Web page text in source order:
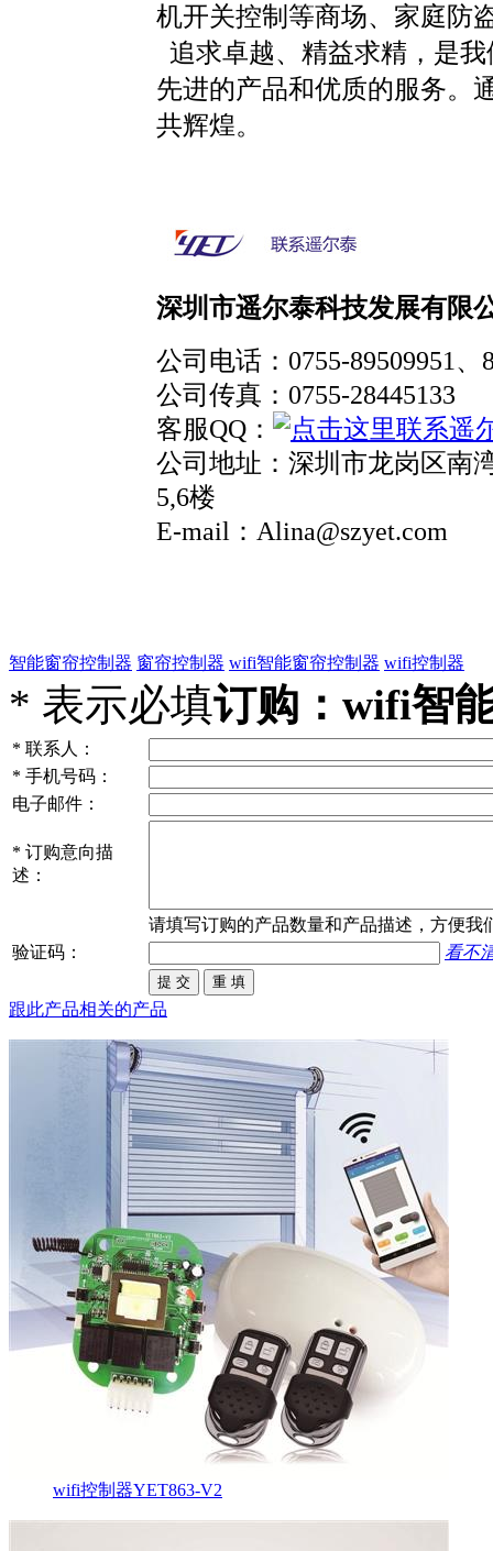
机开关控制等商场、家庭防
追求卓越、精益求精，是
先进的产品和优质的服务。
共辉煌。
深圳市遥尔泰科技发展有限
公司电话： 0755-89509951、
公司传真： 0755-28445133
客服QQ：
公司地址：深圳市龙岗区南
5,6楼
E-mail ：Alina@szyet.com
智能窗帘控制器 窗帘控制器 wifi智能窗帘控制器 wifi控制器
* 表示必填订购：wifi智
* 联系人：
* 手机号码：
电子邮件：
* 订购意向描
述：
请填写订购的产品数量和产品描述，方便我
验证码：
看不
跟此产品相关的产品
wifi控制器YET863-V2